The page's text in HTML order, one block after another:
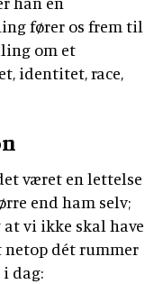
fører os frem til
om et
identitet, race,
været en lettelse
end ham selv;
vi ikke skal have
netop dét rummer
dag: